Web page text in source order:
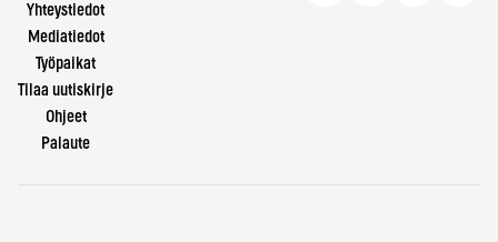
Yhteystiedot
Mediatiedot
Työpaikat
Tilaa uutiskirje
Ohjeet
Palaute